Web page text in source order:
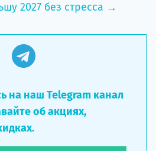
2027 без стресса →
на наш Telegram канал
об акциях,